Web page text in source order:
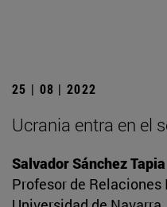
25 | 08 | 2022
Ucrania entra en el
Salvador Sánchez Tapia
Profesor de